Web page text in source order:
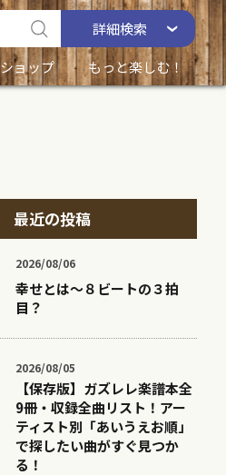
詳細検索
ショップ もっと楽しむ！
最近の投稿
2026/08/06
幸せとは〜８ビートの３拍
目？
2026/08/05
【保存版】ガズレレ楽譜本全
9冊・収録全曲リスト！アー
ティスト別「あいうえお順」
で探したい曲がすぐ見つか
る！